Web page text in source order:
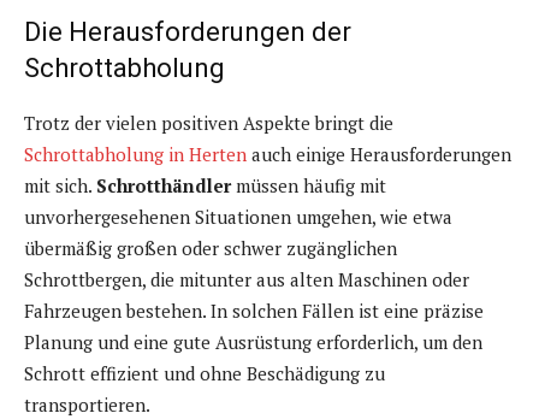
Die Herausforderungen der
Schrottabholung
Trotz der vielen positiven Aspekte bringt die
Schrottabholung in Herten auch einige Herausforderungen
mit sich. Schrotthändlermüssen häufig mit
unvorhergesehenen Situationen umgehen, wie etwa
übermäßig großen oder schwer zugänglichen
Schrottbergen, die mitunter aus alten Maschinen oder
Fahrzeugen bestehen. In solchen Fällen ist eine präzise
Planung und eine gute Ausrüstung erforderlich, um den
Schrott effizient und ohne Beschädigung zu
transportieren.